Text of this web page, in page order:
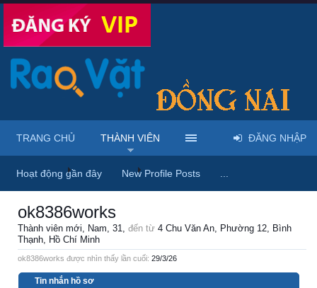
Trang chủ Thành viên ok8386works
ok8386works
Thành viên mới, Nam, 31, đến từ 4 Chu Văn An, Phường 12, Bình
Thạnh, Hồ Chí Minh
ok8386works được nhìn thấy lần cuối: 29/3/26
Tin nhắn hồ sơ
TRANG CHỦ THÀNH VIÊN
Hoạt động gần đây New Profile Posts
ĐĂNG NHẬP